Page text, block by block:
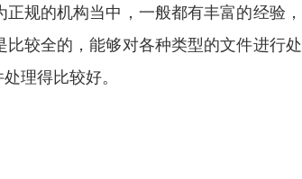
规的机构当中，一般都有丰富的经验
较全的，能够对各种类型的文件进行
理得比较好。